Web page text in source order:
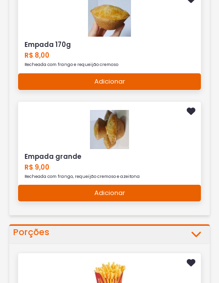
Empada 170g
R$ 8,00
Recheada com frango e requeijão cremoso
Adicionar
Empada grande
R$ 9,00
Recheada com frango, requeijão cremoso e azeitona
Adicionar
Porções